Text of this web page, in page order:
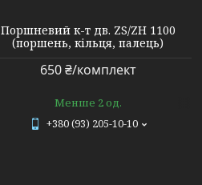
Поршневий к-т дв. ZS/ZH 1100
(поршень, кільця, палець)
650 ₴/комплект
Менше 2 од.
+380 (93) 205-10-10